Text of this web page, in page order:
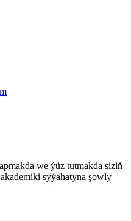
we ýüz tutmakda siziň
syýahatyna şowly